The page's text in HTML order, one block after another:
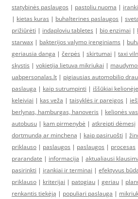
statybinės paslaugos | pastoliu nuoma |
| kietas kuras | buhalterines paslaugos |
prižiūrėti | indaploviu tabletes | bio enzimai |
starwax | bakterijos valymo įrenginiams |
geriausia danga | čerpės | skirtumai | taxi
skystis | vokietija lietuva mikriukai |
uabpersonalas.lt | pigiausias automobilio
paslauga | kaip sutrumpinti | iššūkiai kelionėje
keleiviai | kas veža | taisyklės ir pareigos |
berlynas, hamburgas, hanoveris | kelionės
autobusu | kam pirmenybė | atkreipti dėmesį
dortmundą ar mincheną | kaip pasiruošti |
priklauso | paslaugos | paslaugos | procesas
prarandate | informacija | aktualiausi
pasirinkti | įrankiai ir terminai | efektyvus
priklauso | kriterijai | patogiau | geriau |
renkantis tiekėją | populiari paslauga |